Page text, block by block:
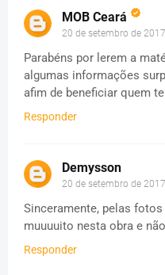
MOB Ceará
20 de setembro de
Parabéns por lerem a
algumas informações
afim de beneficiar quem
Responder
Demysson
20 de setembro de
Sinceramente, pelas
muuuuito nesta obra e
Responder